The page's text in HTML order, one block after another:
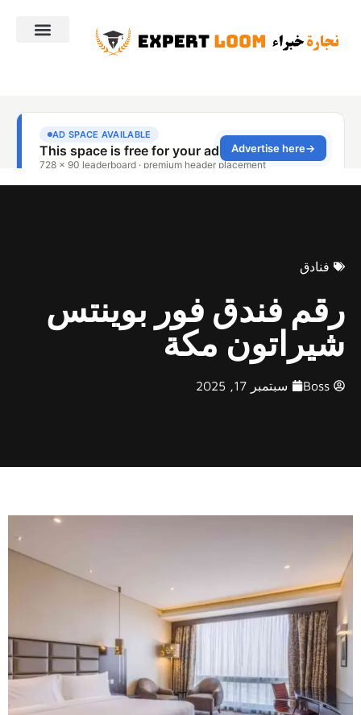
فنادق
رقم فندق فور بوينتس
شيراتون مكة
Boss سبتمبر 17, 2025